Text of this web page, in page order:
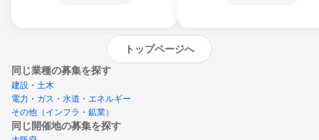
トップページへ
同じ業種の募集を探す
建設・土木
電力・ガス・水道・エネルギー
その他（インフラ・鉱業）
同じ開催地の募集を探す